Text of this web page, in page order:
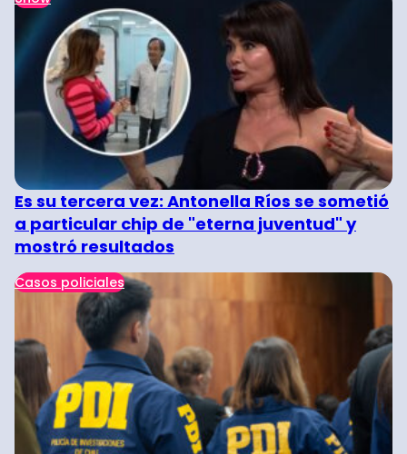
Es su tercera vez: Antonella Ríos se sometió
a particular chip de "eterna juventud" y
mostró resultados
Casos policiales